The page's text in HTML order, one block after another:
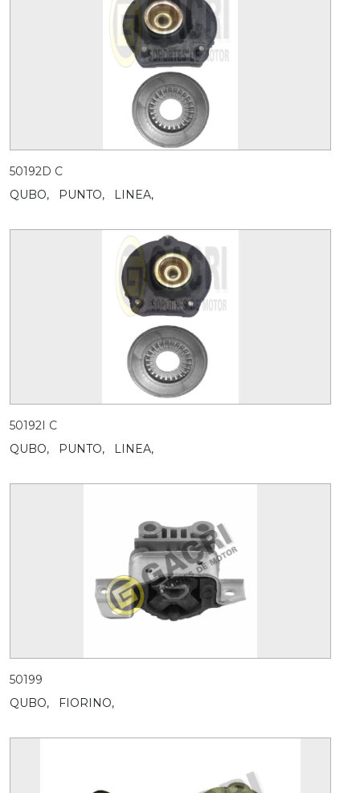
50192D C
QUBO,
PUNTO, LINEA,
50192I C
QUBO,
PUNTO, LINEA,
50199
QUBO,
FIORINO,